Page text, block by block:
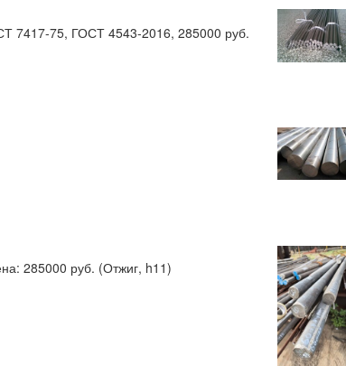
7417-75, ГОСТ 4543-2016, 285000 руб.
285000 руб. (Отжиг, h11)